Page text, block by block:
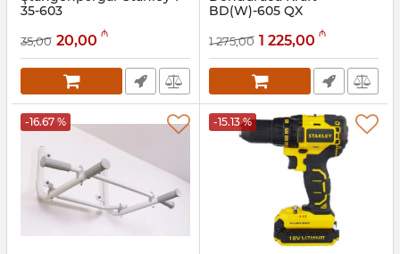
35-603
35,00 20,00 ₼
BD(W)-605 QX
1 275,00 1 225,00 ₼
-16.67 % -15.13 %